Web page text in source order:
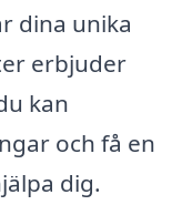
dina unika
erbjuder
kan
och få en
dig.